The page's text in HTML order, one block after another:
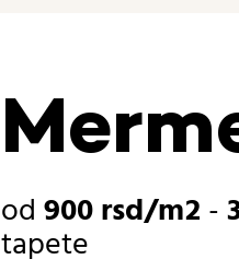
900rsd -
tapete